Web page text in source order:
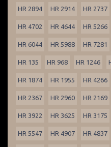
HR 2894 HR 2914 HR 2737
HR 4702 HR 4644 HR 5266
HR 6044 HR 5988 HR 7281
HR 135 HR 968 HR 1246
HR 1874 HR 1955 HR 4266
HR 2367 HR 2960 HR 2169
HR 3922 HR 3625 HR 3175
HR 5547 HR 4907 HR 4837